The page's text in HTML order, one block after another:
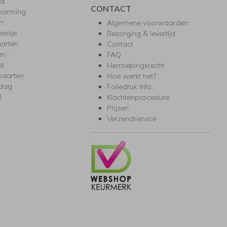
CONTACT
Algemene voorwaarden
Bezorging & levertijd
Contact
FAQ
Herroepingsrecht
Hoe werkt het?
Foliedruk info
Klachtenprocedure
Prijzen
Verzendservice